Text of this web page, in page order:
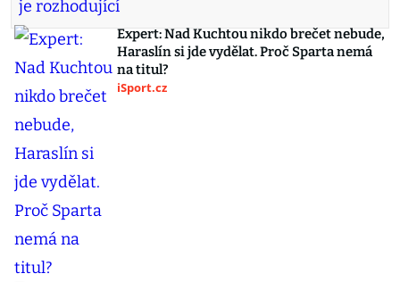
Expert: Nad Kuchtou nikdo brečet nebude,
Haraslín si jde vydělat. Proč Sparta nemá
na titul?
iSport.cz